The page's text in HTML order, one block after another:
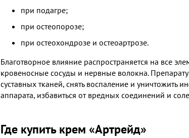
при подагре;
при остеопорозе;
при остеохондрозе и остеоартрозе.
Благотворное влияние распространяется на все
кровеносные сосуды и нервные волокна. Препарату
суставных тканей, снять воспаление и уничтожить
аппарата, избавиться от вредных соединений и
Где купить крем «Артрейд»